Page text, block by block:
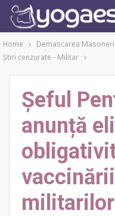
Home Demascarea
Ştiri cenzurate - Militar
Șeful
anunță
militarilor